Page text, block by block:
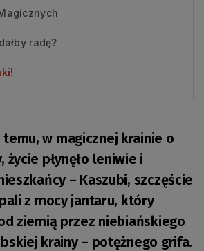
radę?
temu, w magicznej krainie o
życie płynęło leniwie i
– Kaszubi, szczęście
z mocy jantaru, który
ziemią przez niebiańskiego
krainy – potężnego grifa.